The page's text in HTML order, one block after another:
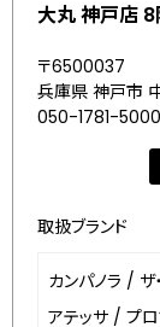
大丸 神戸店
〒6500037
兵庫県 神戸市
050-1781-5000
取扱ブランド
カンパノラ / ザ
アテッサ / プ